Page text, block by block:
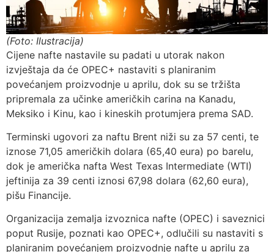
(Foto: Ilustracija)
Cijene nafte nastavile su padati u utorak nakon
izvještaja da će OPEC+ nastaviti s planiranim
povećanjem proizvodnje u aprilu, dok su se tržišta
pripremala za učinke američkih carina na Kanadu,
Meksiko i Kinu, kao i kineskih protumjera prema SAD.
Terminski ugovori za naftu Brent niži su za 57 centi, te
iznose 71,05 američkih dolara (65,40 eura) po barelu,
dok je američka nafta West Texas Intermediate (WTI)
jeftinija za 39 centi iznosi 67,98 dolara (62,60 eura),
pišu Financije.
Organizacija zemalja izvoznica nafte (OPEC) i saveznici
poput Rusije, poznati kao OPEC+, odlučili su nastaviti s
planiranim povećanjem proizvodnje nafte u aprilu za